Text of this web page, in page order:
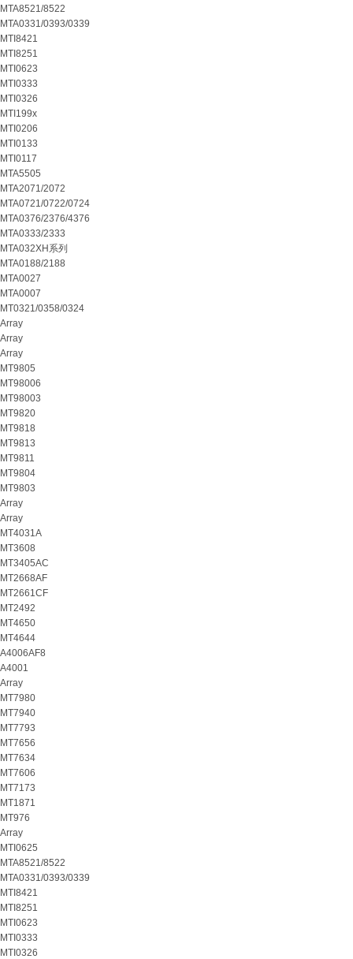
MTA8521/8522
MTA0331/0393/0339
MTI8421
MTI8251
MTI0623
MTI0333
MTI0326
MTI199x
MTI0206
MTI0133
MTI0117
MTA5505
MTA2071/2072
MTA0721/0722/0724
MTA0376/2376/4376
MTA0333/2333
MTA032XH系列
MTA0188/2188
MTA0027
MTA0007
MT0321/0358/0324
Array
Array
Array
MT9805
MT98006
MT98003
MT9820
MT9818
MT9813
MT9811
MT9804
MT9803
Array
Array
MT4031A
MT3608
MT3405AC
MT2668AF
MT2661CF
MT2492
MT4650
MT4644
A4006AF8
A4001
Array
MT7980
MT7940
MT7793
MT7656
MT7634
MT7606
MT7173
MT1871
MT976
Array
MTI0625
MTA8521/8522
MTA0331/0393/0339
MTI8421
MTI8251
MTI0623
MTI0333
MTI0326